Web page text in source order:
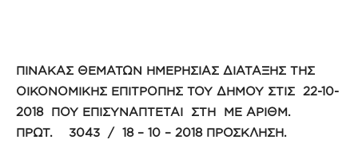
ΠΙΝΑΚΑΣ ΘΕΜΑΤΩΝ ΗΜΕΡΗΣΙΑΣ ΔΙΑΤΑΞΗΣ ΤΗΣ
ΟΙΚΟΝΟΜΙΚΗΣ ΕΠΙΤΡΟΠΗΣ ΤΟΥ ΔΗΜΟΥ ΣΤΙΣ 22-10-
2018 ΠΟΥ ΕΠΙΣΥΝΑΠΤΕΤΑΙ ΣΤΗ ΜΕ ΑΡΙΘΜ.
ΠΡΩΤ. 3043 / 18 – 10 – 2018 ΠΡΟΣΚΛΗΣΗ.